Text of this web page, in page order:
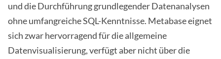
und die Durchführung grundlegender Datenanalysen
ohne umfangreiche SQL-Kenntnisse. Metabase eignet
sich zwar hervorragend für die allgemeine
Datenvisualisierung, verfügt aber nicht über die